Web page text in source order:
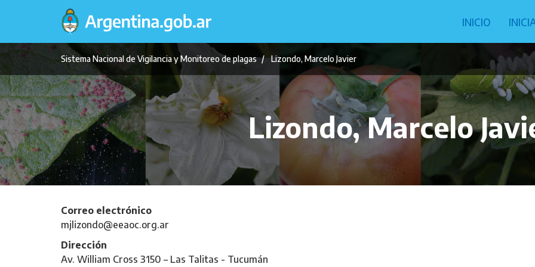
principal
INICIO
Sistema Nacional de Vigilancia y Monitoreo de plagas Lizondo, Marcelo Javier
Lizondo, Marcelo
Correo electrónico
mjlizondo@eeaoc.org.ar
Dirección
Av. William Cross 3150 – Las Talitas - Tucumán